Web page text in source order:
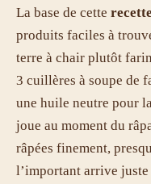
La base de cette
produits faciles à
terre à chair plutôt
3 cuillères à soupe de
une huile neutre pour
joue au moment du
râpées finement,
l’important arrive juste